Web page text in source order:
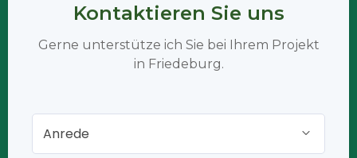
Kontaktieren Sie uns
Gerne unterstütze ich Sie bei Ihrem Projekt
in Friedeburg.